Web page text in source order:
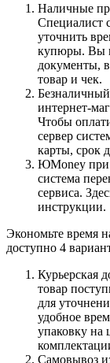
Наличные
Специалист
уточнить
купюры. Вы
документы,
товар и чек.
интернет-
Чтобы
сервер
карты, срок
ЮMoney при
система
сервиса.
инструкции.
Экономьте время
доступно 4
Курьерская
товар
для
удобное
упаковку на
Самовывоз